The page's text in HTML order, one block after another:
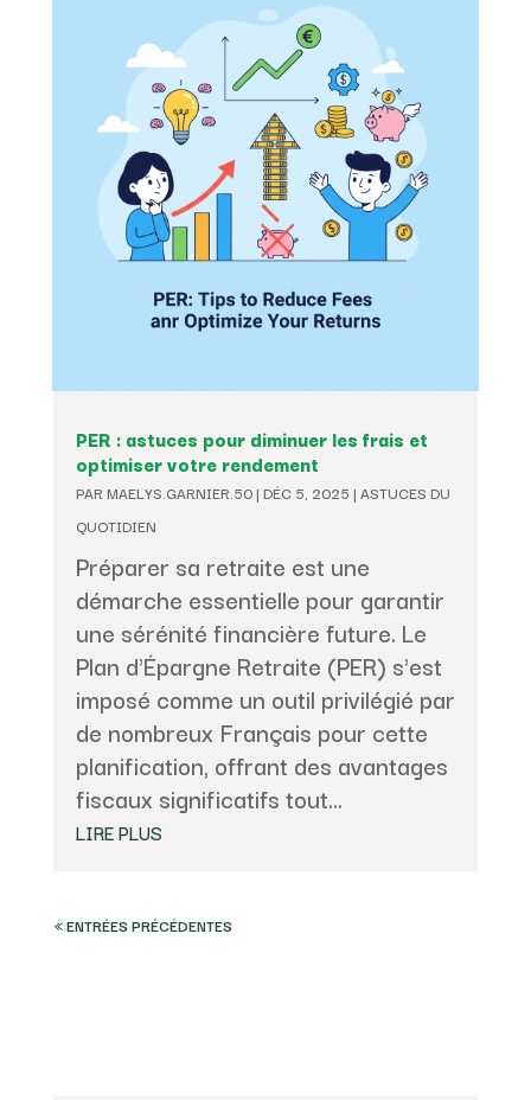
PER : astuces pour diminuer les frais et
optimiser votre rendement
PAR MAELYS.GARNIER.50| DÉC 5, 2025 | ASTUCES DU
QUOTIDIEN
Préparer sa retraite est une
démarche essentielle pour garantir
une sérénité financière future. Le
Plan d'Épargne Retraite (PER) s'est
imposé comme un outil privilégié par
de nombreux Français pour cette
planification, offrant des avantages
fiscaux significatifs tout...
LIRE PLUS
« ENTRÉES PRÉCÉDENTES